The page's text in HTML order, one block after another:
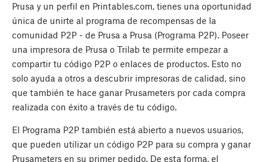
Prusa y un perfil en Printables.com, tienes una oportunidad
única de unirte al programa de recompensas de la
comunidad P2P - de Prusa a Prusa (Programa P2P). Poseer
una impresora de Prusa o Trilab te permite empezar a
compartir tu código P2P o enlaces de productos. Esto no
solo ayuda a otros a descubrir impresoras de calidad, sino
que también te hace ganar Prusameters por cada compra
realizada con éxito a través de tu código.
El Programa P2P también está abierto a nuevos usuarios,
que pueden utilizar un código P2P para su compra y ganar
Prusameters en su primer pedido. De esta forma, el